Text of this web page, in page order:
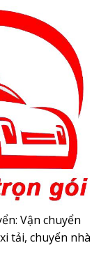
Vận chuyển
tải, chuyển nhà